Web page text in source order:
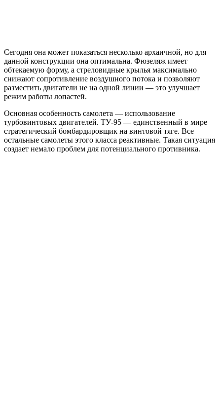
Сегодня она может показаться несколько архаичной, но для
данной конструкции она оптимальна. Фюзеляж имеет
обтекаемую форму, а стреловидные крылья максимально
снижают сопротивление воздушного потока и позволяют
разместить двигатели не на одной линии — это улучшает
режим работы лопастей.
Основная особенность самолета — использование
турбовинтовых двигателей. ТУ-95 — единственный в мире
стратегический бомбардировщик на винтовой тяге. Все
остальные самолеты этого класса реактивные. Такая ситуация
создает немало проблем для потенциального противника.